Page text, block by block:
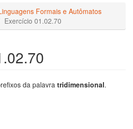
Formais e Autômatos
Exercício 01.02.70
da palavra tridimensional.